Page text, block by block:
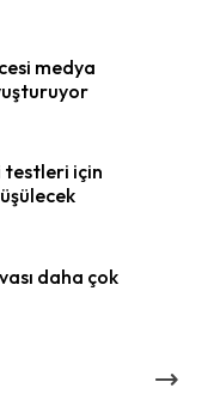
medya
testleri için
daha çok